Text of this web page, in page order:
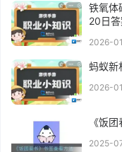
铁氧体
20日
2026-
蚂蚁新
2026-
《饭
2025-